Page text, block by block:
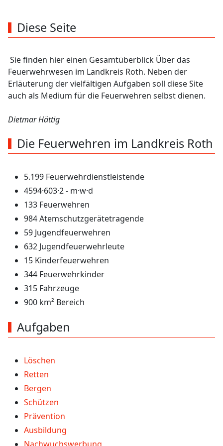
Diese Seite
Sie finden hier einen Gesamtüberblick Über das
Feuerwehrwesen im Landkreis Roth. Neben der
Erläuterung der vielfältigen Aufgaben soll diese Site
auch als Medium für die Feuerwehren selbst dienen.
Dietmar Hättig
Die Feuerwehren im Landkreis Roth
5.199 Feuerwehrdienstleistende
4594·603·2 - m·w·d
133 Feuerwehren
984 Atemschutzgerätetragende
59 Jugendfeuerwehren
632 Jugendfeuerwehrleute
15 Kinderfeuerwehren
344 Feuerwehrkinder
315 Fahrzeuge
900 km² Bereich
Aufgaben
Löschen
Retten
Bergen
Schützen
Prävention
Ausbildung